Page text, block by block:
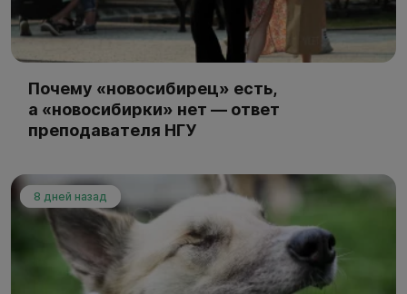
Почему «новосибирец» есть,
а «новосибирки» нет — ответ
преподавателя НГУ
8 дней назад